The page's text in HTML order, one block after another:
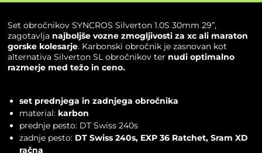
Set obročnikov SYNCROS Silverton 1.0S 30mm 29”,
zagotavlja najboljše vozne zmogljivosti za xc ali maraton
gorske kolesarje. Karbonski obročnik je zasnovan kot
alternativa Silverton SL obročnikov ter nudi optimalno
razmerje med težo in ceno.
set prednjega in zadnjega obročnika
material: karbon
prednje pesto: DT Swiss 240s
zadnje pesto:DT Swiss 240s, EXP 36 Ratchet, Sram XD
račna